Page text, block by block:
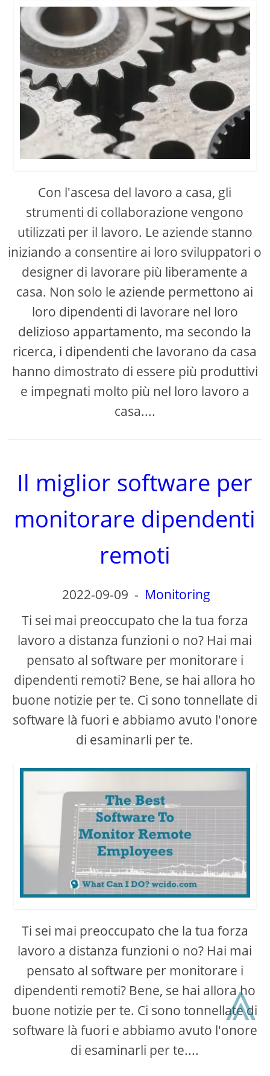
Con l'ascesa del lavoro a casa, gli
strumenti di collaborazione vengono
utilizzati per il lavoro. Le aziende stanno
iniziando a consentire ai loro sviluppatori o
designer di lavorare più liberamente a
casa. Non solo le aziende permettono ai
loro dipendenti di lavorare nel loro
delizioso appartamento, ma secondo la
ricerca, i dipendenti che lavorano da casa
hanno dimostrato di essere più produttivi
e impegnati molto più nel loro lavoro a
casa....
Il miglior software per
monitorare dipendenti
remoti
2022-09-09 - Monitoring
Ti sei mai preoccupato che la tua forza
lavoro a distanza funzioni o no? Hai mai
pensato al software per monitorare i
dipendenti remoti? Bene, se hai allora ho
buone notizie per te. Ci sono tonnellate di
software là fuori e abbiamo avuto l'onore
di esaminarli per te.
Ti sei mai preoccupato che la tua forza
lavoro a distanza funzioni o no? Hai mai
pensato al software per monitorare i
dipendenti remoti? Bene, se hai allora ho
buone notizie per te. Ci sono tonnellate di
software là fuori e abbiamo avuto l'onore
di esaminarli per te....
⩓